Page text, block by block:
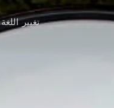
تغيير اللغة